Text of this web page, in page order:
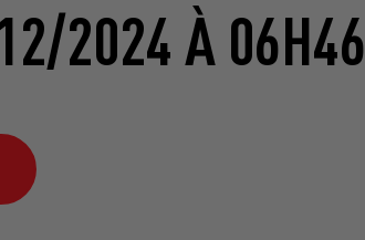
2024 À 06H46